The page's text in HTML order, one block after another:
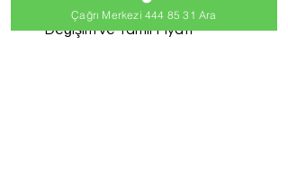
Vaillant Doldurma Musluğu
Değişim ve Tamir Fiyatı
Çağrı Merkezi 444 85 31 Ara